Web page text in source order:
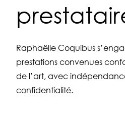
Raphaëlle Coquibus
prestations convenues
de l’art, avec
confidentialité.